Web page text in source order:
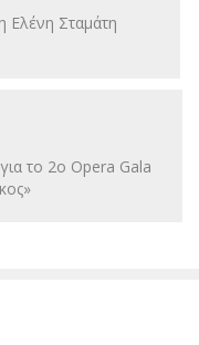
Σταμάτη
το 2ο Opera Gala